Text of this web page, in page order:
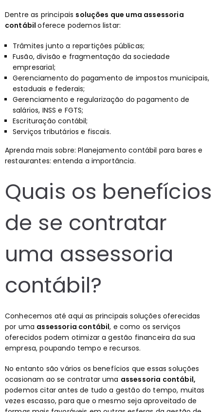
Dentre as principais soluções que uma assessoria
contábiloferece podemos listar:
Trâmites junto a repartições públicas;
Fusão, divisão e fragmentação da sociedade
empresarial;
Gerenciamento do pagamento de impostos municipais,
estaduais e federais;
Gerenciamento e regularização do pagamento de
salários, INSS e FGTS;
Escrituração contábil;
Serviços tributários e fiscais.
Aprenda mais sobre:Planejamento contábil para bares e
restaurantes: entenda a importância.
Quais os benefícios
de se contratar
uma assessoria
contábil?
Conhecemos até aqui as principais soluções oferecidas
por uma assessoria contábil, e como os serviços
oferecidos podem otimizar a gestão financeira da sua
empresa, poupando tempo e recursos.
No entanto são vários os benefícios que essas soluções
ocasionam ao se contratar uma assessoria contábil,
podemos citar antes de tudo a gestão do tempo, muitas
vezes escasso, para que o mesmo seja aproveitado de